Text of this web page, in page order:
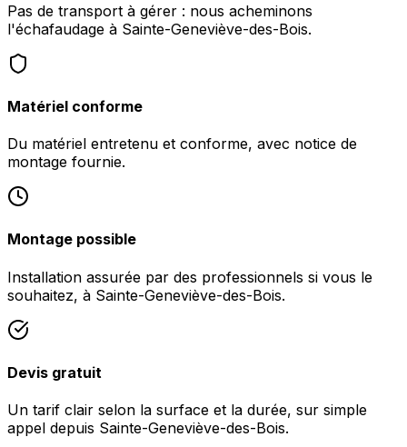
Pas de transport à gérer : nous acheminons
l'échafaudage à Sainte-Geneviève-des-Bois.
Matériel conforme
Du matériel entretenu et conforme, avec notice de
montage fournie.
Montage possible
Installation assurée par des professionnels si vous le
souhaitez, à Sainte-Geneviève-des-Bois.
Devis gratuit
Un tarif clair selon la surface et la durée, sur simple
appel depuis Sainte-Geneviève-des-Bois.